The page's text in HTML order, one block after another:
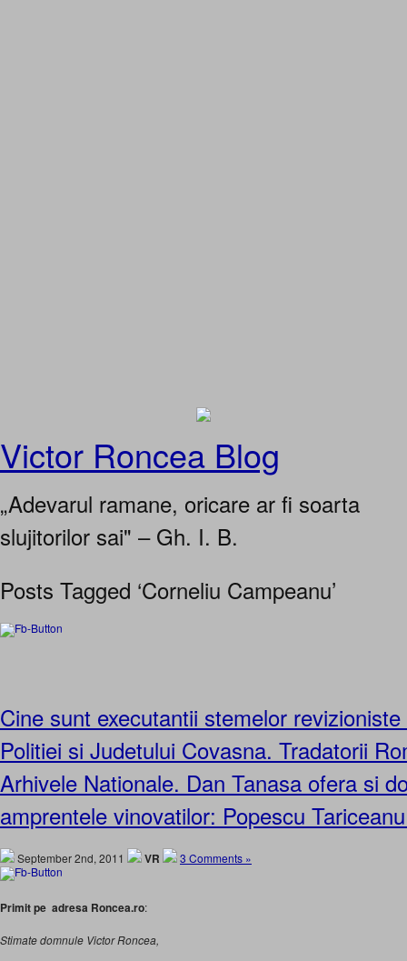
Victor Roncea Blog
„Adevarul ramane, oricare ar fi soarta
slujitorilor sai" – Gh. I. B.
Posts Tagged ‘Corneliu Campeanu’
Cine sunt executantii stemelor
Politiei si Judetului Covasna. Tradatorii
Arhivele Nationale. Dan Tanasa ofera si
amprentele vinovatilor: Popescu
September 2nd, 2011 VR 3 Comments »
Primit pe adresa Roncea.ro:
Stimate domnule Victor Roncea,